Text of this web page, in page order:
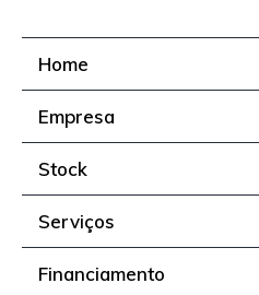
Home
Empresa
Stock
Serviços
Financiamento